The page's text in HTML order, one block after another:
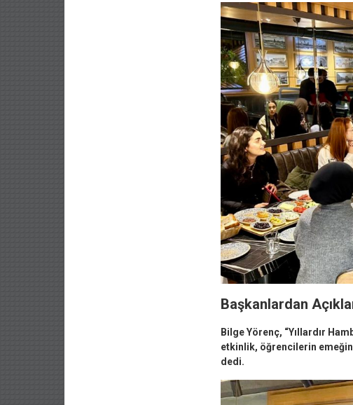
Başkanlardan
Bilge Yörenç, “Yıllardır
etkinlik, öğrencilerin
dedi.